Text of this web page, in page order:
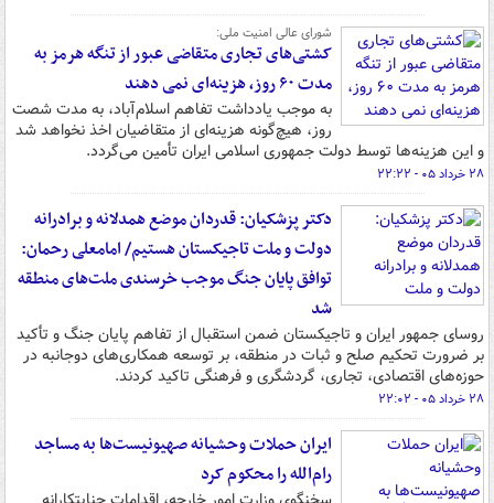
شورای عالی امنیت ملی:
کشتی‌های تجاری متقاضی عبور از تنگه هرمز به
مدت ۶۰ روز، هزینه‌ای نمی دهند
به موجب یادداشت تفاهم اسلام‌آباد، به مدت شصت
روز، هیچ‌گونه هزینه‌ای از متقاضیان اخذ نخواهد شد
و این هزینه‌ها توسط دولت جمهوری اسلامی ایران تأمین می‌گردد.
۲۸ خرداد ۰۵ - ۲۲:۲۲
دکتر پزشکیان: قدردان موضع همدلانه و برادرانه
دولت و ملت تاجیکستان هستیم/ امامعلی رحمان:
توافق پایان جنگ موجب خرسندی ملت‌های منطقه
شد
روسای جمهور ایران و تاجیکستان ضمن استقبال از تفاهم پایان جنگ و تأکید
بر ضرورت تحکیم صلح و ثبات در منطقه، بر توسعه همکاری‌های دوجانبه در
حوزه‌های اقتصادی، تجاری، گردشگری و فرهنگی تاکید کردند.
۲۸ خرداد ۰۵ - ۲۲:۰۲
ایران حملات وحشیانه صهیونیست‌ها به مساجد
رام‌الله را محکوم کرد